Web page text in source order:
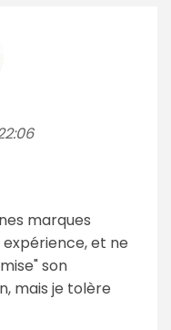
marques
et ne
son
mais je tolère